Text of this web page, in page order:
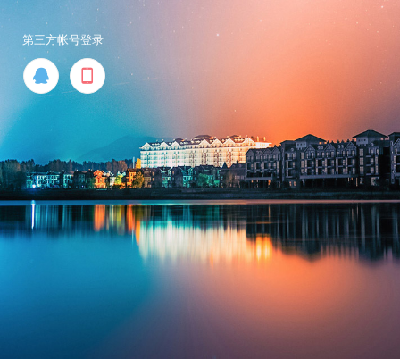
第三方帐号登录
 